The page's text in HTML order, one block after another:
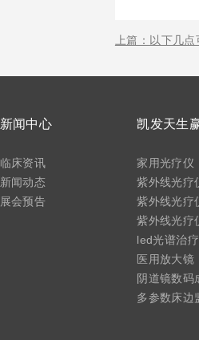
上篇：以下几
新闻中心
临床资讯
新闻动态
展会预告
家用光疗仪
紫外线光疗
紫外线光疗
紫外线光疗
led光谱治
医用放大镜
阴道镜数码
多参数床边